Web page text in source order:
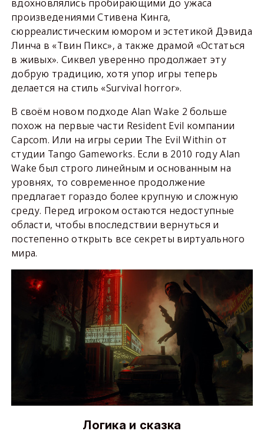
вдохновлялись пробирающими до ужаса
произведениями Стивена Кинга,
сюрреалистическим юмором и эстетикой Дэвида
Линча в «Твин Пикс», а также драмой «Остаться
в живых». Сиквел уверенно продолжает эту
добрую традицию, хотя упор игры теперь
делается на стиль «Survival horror».
В своём новом подходе Alan Wake 2 больше
похож на первые части Resident Evil компании
Capcom. Или на игры серии The Evil Within от
студии Tango Gameworks. Если в 2010 году Alan
Wake был строго линейным и основанным на
уровнях, то современное продолжение
предлагает гораздо более крупную и сложную
среду. Перед игроком остаются недоступные
области, чтобы впоследствии вернуться и
постепенно открыть все секреты виртуального
мира.
Логика и сказка